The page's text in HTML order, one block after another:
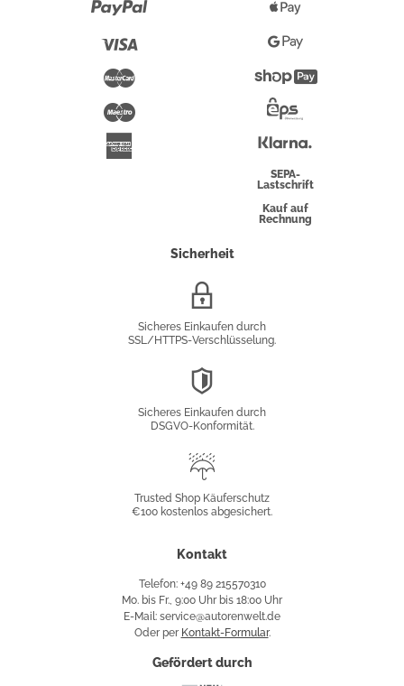
Maestro
Pay
Google
Pay
Überweisung
SEPA-
Lastschrift
Kauf auf
Rechnung
Sicherheit
Sicheres Einkaufen durch
SSL/HTTPS-Verschlüsselung.
Sicheres Einkaufen durch
DSGVO-Konformität.
Käuferschutz
Trusted Shop Käuferschutz
€100 kostenlos abgesichert.
Kontakt
Telefon: +49 89 215570310
Mo. bis Fr., 9:00 Uhr bis 18:00 Uhr
E-Mail: service@autorenwelt.de
Oder per Kontakt-Formular.
Gefördert durch